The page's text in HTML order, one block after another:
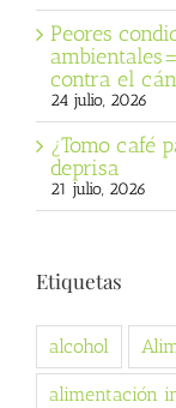
Peores
contra el
24 julio, 2026
¿Tomo café
deprisa
21 julio, 2026
Etiquetas
alcohol
alimentación